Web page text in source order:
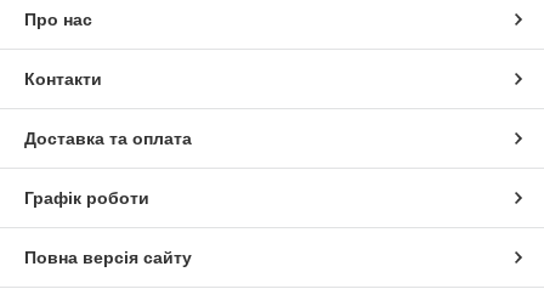
Про нас
Контакти
Доставка та оплата
Графік роботи
Повна версія сайту